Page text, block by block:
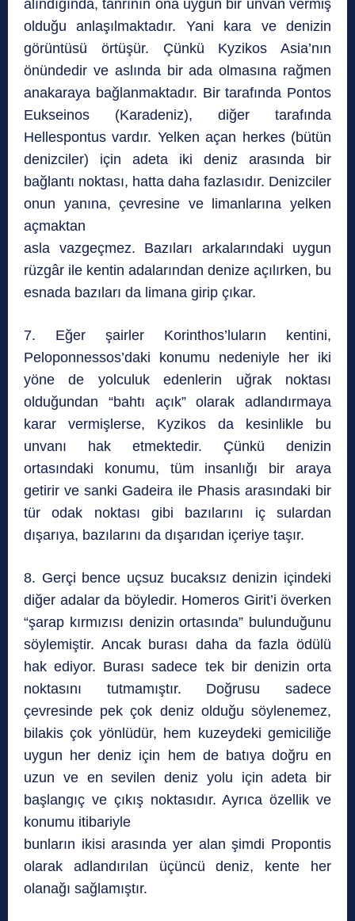
alındığında, tanrının ona uygun bir unvan vermiş
olduğu anlaşılmaktadır. Yani kara ve denizin
görüntüsü örtüşür. Çünkü Kyzikos Asia’nın
önündedir ve aslında bir ada olmasına rağmen
anakaraya bağlanmaktadır. Bir tarafında Pontos
Eukseinos (Karadeniz), diğer tarafında
Hellespontus vardır. Yelken açan herkes (bütün
denizciler) için adeta iki deniz arasında bir
bağlantı noktası, hatta daha fazlasıdır. Denizciler
onun yanına, çevresine ve limanlarına yelken
açmaktan
asla vazgeçmez. Bazıları arkalarındaki uygun
rüzgâr ile kentin adalarından denize açılırken, bu
esnada bazıları da limana girip çıkar.
7. Eğer şairler Korinthos’luların kentini,
Peloponnessos’daki konumu nedeniyle her iki
yöne de yolculuk edenlerin uğrak noktası
olduğundan “bahtı açık” olarak adlandırmaya
karar vermişlerse, Kyzikos da kesinlikle bu
unvanı hak etmektedir. Çünkü denizin
ortasındaki konumu, tüm insanlığı bir araya
getirir ve sanki Gadeira ile Phasis arasındaki bir
tür odak noktası gibi bazılarını iç sulardan
dışarıya, bazılarını da dışarıdan içeriye taşır.
8. Gerçi bence uçsuz bucaksız denizin içindeki
diğer adalar da böyledir. Homeros Girit’i överken
“şarap kırmızısı denizin ortasında” bulunduğunu
söylemiştir. Ancak burası daha da fazla ödülü
hak ediyor. Burası sadece tek bir denizin orta
noktasını tutmamıştır. Doğrusu sadece
çevresinde pek çok deniz olduğu söylenemez,
bilakis çok yönlüdür, hem kuzeydeki gemiciliğe
uygun her deniz için hem de batıya doğru en
uzun ve en sevilen deniz yolu için adeta bir
başlangıç ve çıkış noktasıdır. Ayrıca özellik ve
konumu itibariyle
bunların ikisi arasında yer alan şimdi Propontis
olarak adlandırılan üçüncü deniz, kente her
olanağı sağlamıştır.